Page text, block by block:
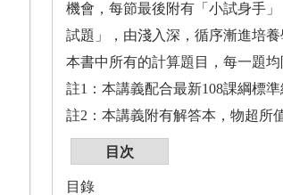
機會，每節最後附有「小試身手
試題」，由淺入深，循序漸進培
本書中所有的計算題目，每一題
註1：本講義配合最新108課綱標
註2：本講義附有解答本，物超所
目次
目錄